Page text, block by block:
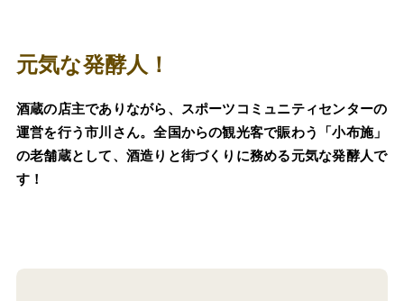
元気な発酵人！
酒蔵の店主でありながら、スポーツコミュニティセンターの
運営を行う市川さん。全国からの観光客で賑わう「小布施」
の老舗蔵として、酒造りと街づくりに務める元気な発酵人で
す！